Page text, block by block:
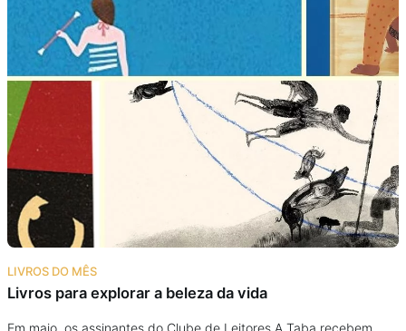
E-Books
Eventos
Podcast
Assine
Taba na Escola
LIVROS DO MÊS
Livros para explorar a beleza da vida
Em maio, os assinantes do Clube de Leitores A Taba recebem